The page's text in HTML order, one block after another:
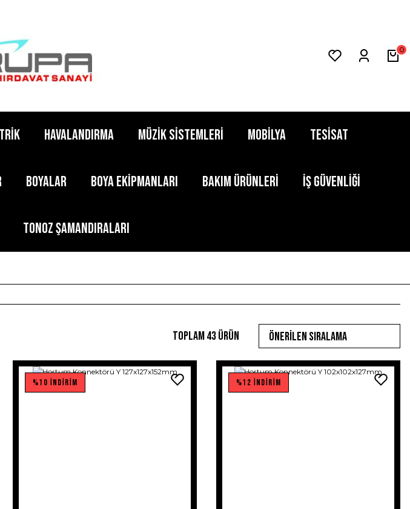
0
HAVALANDIRMA MÜZİK SİSTEMLERİ MOBİLYA TESİSAT
BOYALAR BOYA EKİPMANLARI BAKIM ÜRÜNLERİ İŞ GÜVENLİĞİ
TONOZ ŞAMANDIRALARI
Toplam 43 ürün
%10 İNDİRİM %12 İNDİRİM